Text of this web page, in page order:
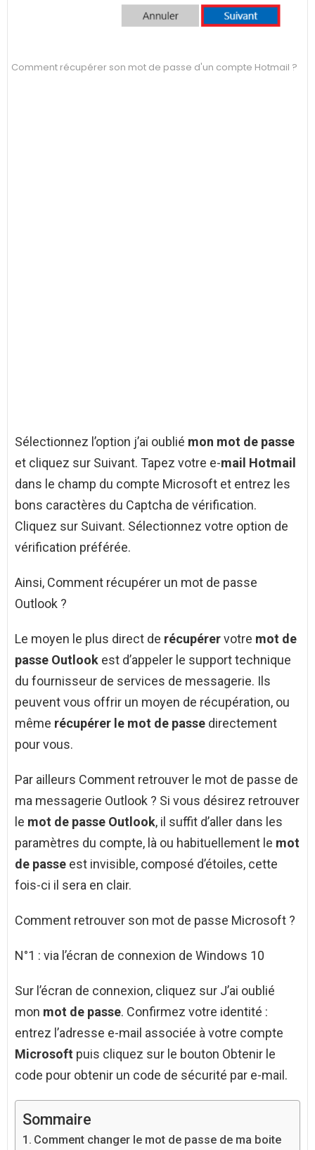
Comment récupérer son mot de passe d'un compte Hotmail ?
Sélectionnez l’option j’ai oublié mon mot de passe
et cliquez sur Suivant. Tapez votre e-mail Hotmail
dans le champ du compte Microsoft et entrez les
bons caractères du Captcha de vérification.
Cliquez sur Suivant. Sélectionnez votre option de
vérification préférée.
Ainsi, Comment récupérer un mot de passe
Outlook ?
Le moyen le plus direct de récupérervotre mot de
passe Outlook est d’appeler le support technique
du fournisseur de services de messagerie. Ils
peuvent vous offrir un moyen de récupération, ou
même récupérer le mot de passe directement
pour vous.
Par ailleurs Comment retrouver le mot de passe de
ma messagerie Outlook ? Si vous désirez retrouver
le mot de passe Outlook, il suffit d’aller dans les
paramètres du compte, là ou habituellement le mot
de passe est invisible, composé d’étoiles, cette
fois-ci il sera en clair.
Comment retrouver son mot de passe Microsoft ?
N°1 : via l’écran de connexion de Windows 10
Sur l’écran de connexion, cliquez sur J’ai oublié
mon mot de passe. Confirmez votre identité :
entrez l’adresse e-mail associée à votre compte
Microsoft puis cliquez sur le bouton Obtenir le
code pour obtenir un code de sécurité par e-mail.
Sommaire
Comment changer le mot de passe de ma boite